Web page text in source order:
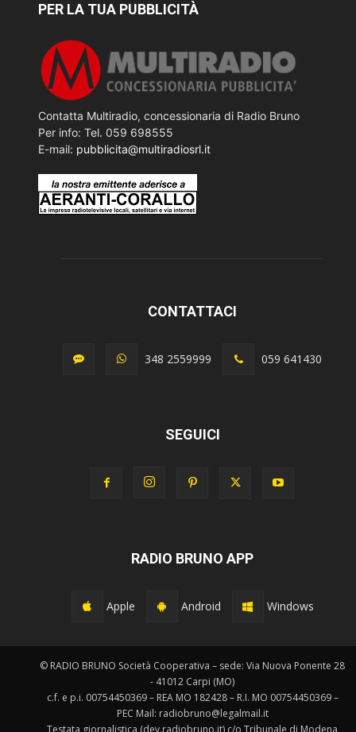
PER LA TUA PUBBLICITÀ
Contatta Multiradio, concessionaria di Radio Bruno
Per info: Tel. 059 698555
E-mail: pubblicita@multiradiosrl.it
CONTATTACI
348 2559999 059 641430
SEGUICI
RADIO BRUNO APP
Apple Android Windows
© RADIO BRUNO Società Cooperativa – sede: Via Nuova Ponente 28
- 41012 Carpi (MO)
c.f. e p.i. 00754450369 – REA MO 182428 – R.I. MO 00754450369 –
PEC Mail: radiobruno@legalmail.it